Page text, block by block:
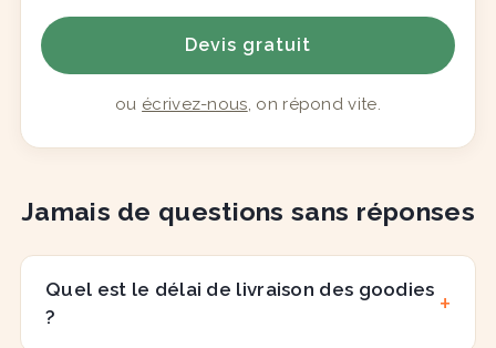
Devis gratuit
ou écrivez-nous, on répond vite.
Jamais de questions sans réponses
Quel est le délai de livraison des goodies
?